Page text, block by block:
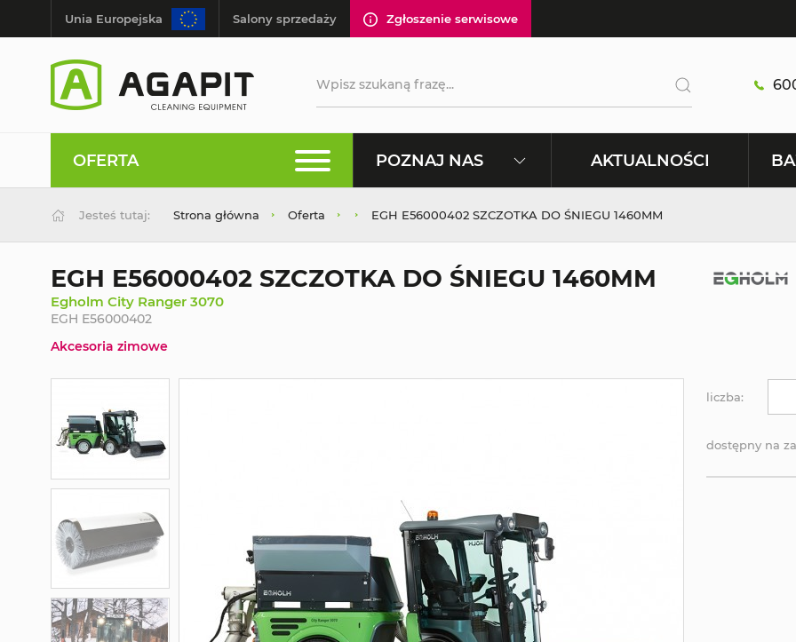
Unia Europejska Salony sprzedaży Zgłoszenie serwisowe
OFERTA POZNAJ NAS AKTUALNOŚCI
Jesteś tutaj: Strona główna Oferta EGH E56000402 SZCZOTKA DO ŚNIEGU 1460MM
EGH E56000402 SZCZOTKA DO ŚNIEGU 1460MM
Egholm City Ranger 3070
EGH E56000402
Akcesoria zimowe
liczba:
dostępny na